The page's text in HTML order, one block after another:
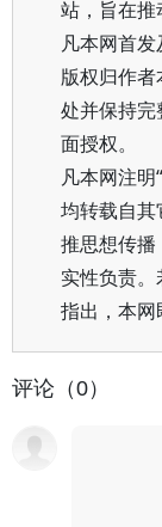
站，旨在推
凡本网首
版权归作
处并保持
面授权。
凡本网注明
均转载自
推思想传
实性负责
指出，本网
评论（0）